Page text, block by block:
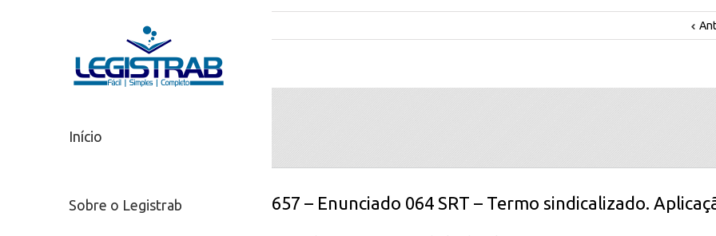
Início
Sobre o Legistrab 657 – Enunciado 064 SRT – Termo sindicalizado.